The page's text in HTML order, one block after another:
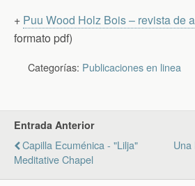
+ Puu Wood Holz Bois – revista de
formato pdf)
Categorías: Publicaciones en linea
Entrada Anterior
Capilla Ecuménica - "Lilja"
Meditative Chapel
Una